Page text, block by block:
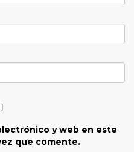
y web en este
que comente.